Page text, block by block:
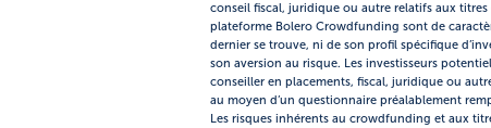
conseil fiscal, juridique ou autre relatifs aux
plateforme Bolero Crowdfunding sont de
dernier se trouve, ni de son profil spécifique
son aversion au risque. Les investisseurs
conseiller en placements, fiscal, juridique ou
au moyen d’un questionnaire préalablement
Les risques inhérents au crowdfunding et aux